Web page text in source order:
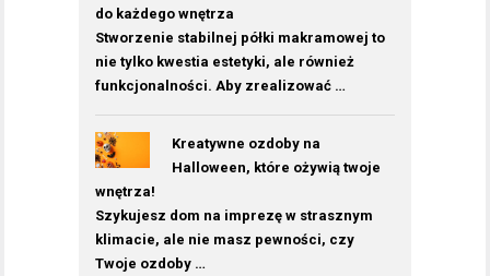
do każdego wnętrza
Stworzenie stabilnej półki makramowej to
nie tylko kwestia estetyki, ale również
funkcjonalności. Aby zrealizować …
Kreatywne ozdoby na
Halloween, które ożywią twoje
wnętrza!
Szykujesz dom na imprezę w strasznym
klimacie, ale nie masz pewności, czy
Twoje ozdoby …